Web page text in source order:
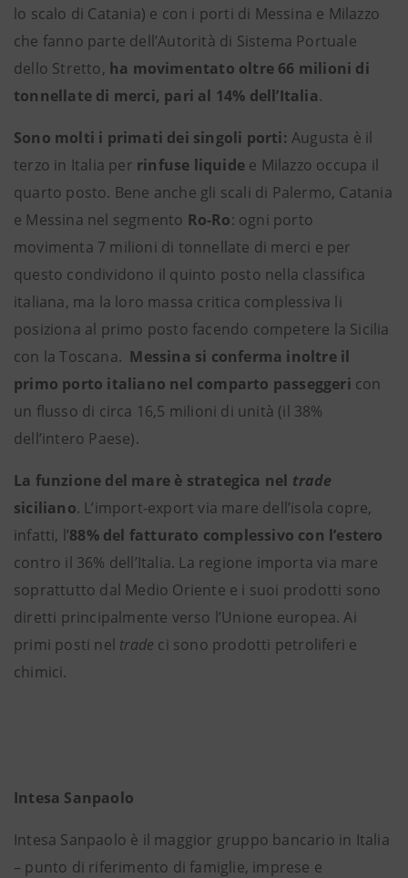
lo scalo di Catania) e con i porti di Messina e Milazzo
che fanno parte dell’Autorità di Sistema Portuale
dello Stretto, ha movimentato oltre 66 milioni di
tonnellate di merci, pari al 14% dell’Italia.
Sono molti i primati dei singoli porti: Augusta è il
terzo in Italia per rinfuse liquide e Milazzo occupa il
quarto posto. Bene anche gli scali di Palermo, Catania
e Messina nel segmento Ro-Ro: ogni porto
movimenta 7 milioni di tonnellate di merci e per
questo condividono il quinto posto nella classifica
italiana, ma la loro massa critica complessiva li
posiziona al primo posto facendo competere la Sicilia
con la Toscana. Messina si conferma inoltre il
primo porto italiano nel comparto passeggeri con
un flusso di circa 16,5 milioni di unità (il 38%
dell’intero Paese).
La funzione del mare è strategica nel trade
siciliano. L’import-export via mare dell’isola copre,
infatti, l’88% del fatturato complessivo con l’estero
contro il 36% dell’Italia. La regione importa via mare
soprattutto dal Medio Oriente e i suoi prodotti sono
diretti principalmente verso l’Unione europea. Ai
primi posti nel trade ci sono prodotti petroliferi e
chimici.
Intesa Sanpaolo
Intesa Sanpaolo è il maggior gruppo bancario in Italia
– punto di riferimento di famiglie, imprese e